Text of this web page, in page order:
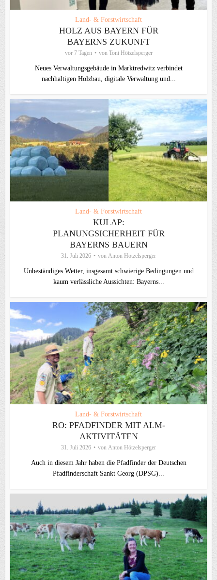
Land- & Forstwirtschaft
HOLZ AUS BAYERN FÜR
BAYERNS ZUKUNFT
vor 7 Tagen von Toni Hötzelsperger
Neues Verwaltungsgebäude in Marktredwitz verbindet
nachhaltigen Holzbau, digitale Verwaltung und...
Land- & Forstwirtschaft
KULAP:
PLANUNGSICHERHEIT FÜR
BAYERNS BAUERN
31. Juli 2026 von Anton Hötzelsperger
Unbeständiges Wetter, insgesamt schwierige Bedingungen und
kaum verlässliche Aussichten: Bayerns...
Land- & Forstwirtschaft
RO: PFADFINDER MIT ALM-
AKTIVITÄTEN
31. Juli 2026 von Anton Hötzelsperger
Auch in diesem Jahr haben die Pfadfinder der Deutschen
Pfadfinderschaft Sankt Georg (DPSG)...